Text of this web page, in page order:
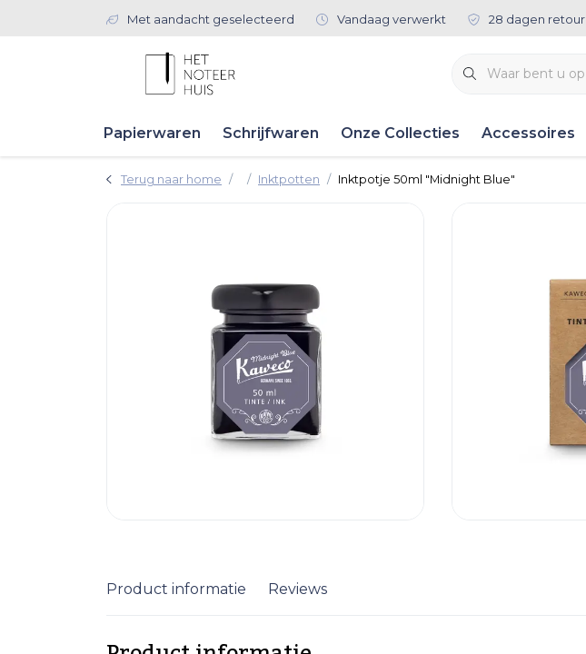
Met aandacht geselecteerd Vandaag verwerkt 28 dagen retour
Papierwaren Schrijfwaren Onze Collecties Accessoires
Terug naar home Inktpotten Inktpotje 50ml "Midnight Blue"
Product informatie Reviews